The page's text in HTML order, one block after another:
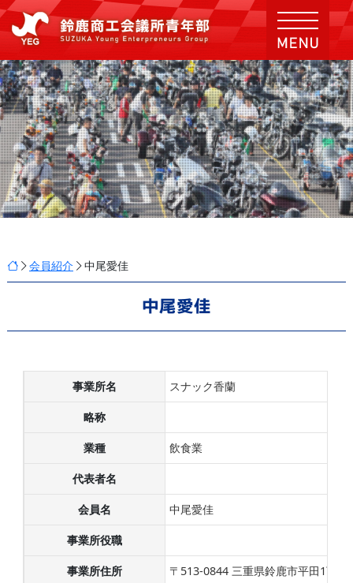
会員紹介 中尾愛佳
中尾愛佳
事業所名 スナック香蘭
略称
業種 飲食業
代表者名
会員名 中尾愛佳
事業所役職
事業所住所 〒513-0844 三重県鈴鹿市平田1丁目